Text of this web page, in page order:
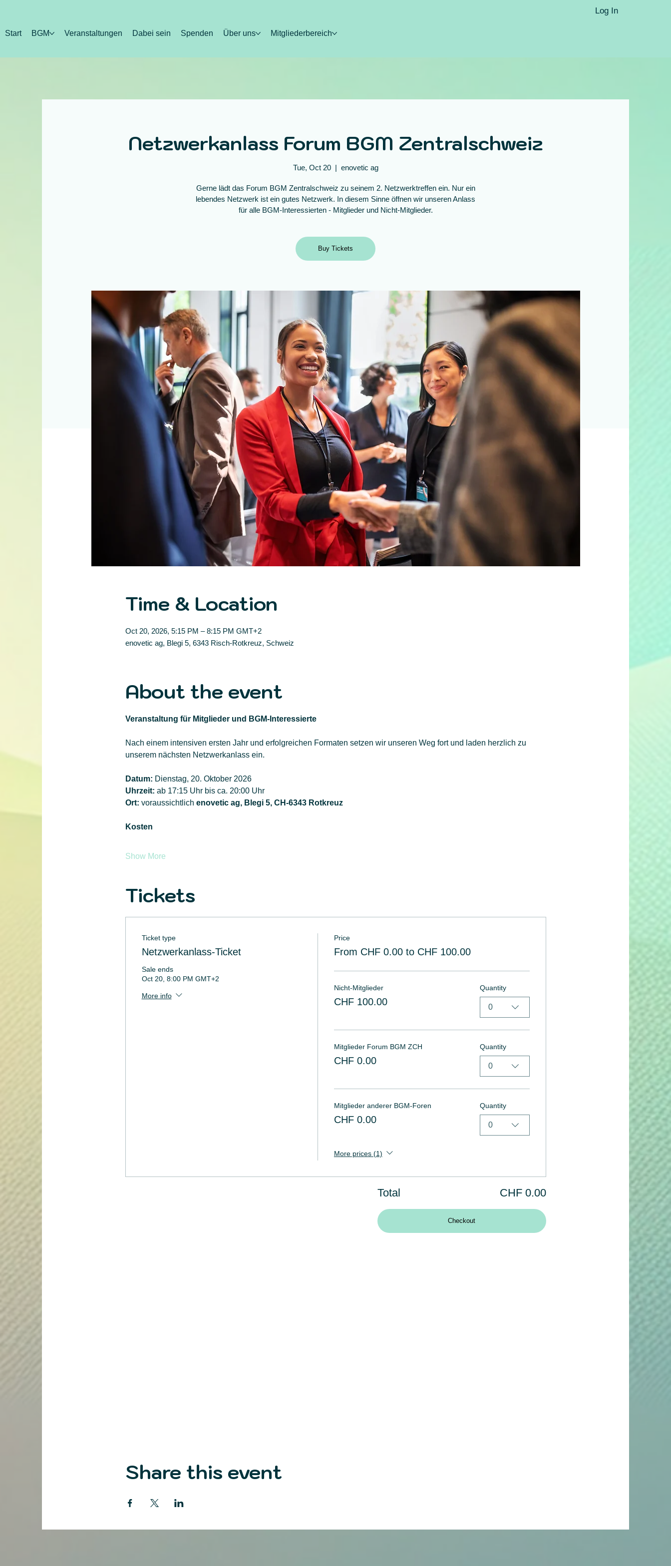
Log In
Start BGM Veranstaltungen Dabei sein Spenden Über uns Mitgliederbereich
Netzwerkanlass Forum BGM Zentralschweiz
Tue, Oct 20
  |
enovetic ag
Gerne lädt das Forum BGM Zentralschweiz zu seinem 2. Netzwerktreffen ein. Nur ein
lebendes Netzwerk ist ein gutes Netzwerk. In diesem Sinne öffnen wir unseren Anlass
für alle BGM-Interessierten - Mitglieder und Nicht-Mitglieder.
Buy Tickets
Time & Location
Oct 20, 2026, 5:15 PM – 8:15 PM GMT+2
enovetic ag, Blegi 5, 6343 Risch-Rotkreuz, Schweiz
About the event
Veranstaltung für Mitglieder und BGM-Interessierte
Nach einem intensiven ersten Jahr und erfolgreichen Formaten setzen wir unseren Weg fort und laden herzlich zu
unserem nächsten Netzwerkanlass ein.
Datum: Dienstag, 20. Oktober 2026
Uhrzeit: ab 17:15 Uhr bis ca. 20:00 Uhr
Ort: voraussichtlich enovetic ag, Blegi 5, CH-6343 Rotkreuz
Kosten
Show More
Tickets
Ticket type
Netzwerkanlass-Ticket
Sale ends
Oct 20, 8:00 PM GMT+2
More info
Price
From CHF 0.00 to CHF 100.00
Nicht-Mitglieder
CHF 100.00
Quantity
0
Mitglieder Forum BGM ZCH
CHF 0.00
Quantity
0
Mitglieder anderer BGM-Foren
CHF 0.00
Quantity
0
More prices (1)
Total CHF 0.00
Checkout
Share this event